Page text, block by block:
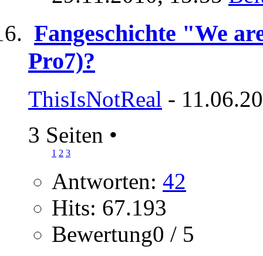
Fangeschichte "We
Pro7)?
ThisIsNotReal -
3 Seiten •
1 2 3
Antworten: 42
Hits: 67.193
Bewertung0 / 5